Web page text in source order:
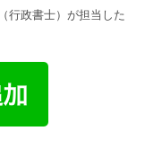
行政書士）が担当した